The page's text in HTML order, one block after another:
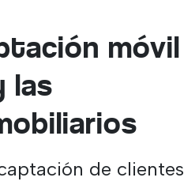
móvil
las
de clientes